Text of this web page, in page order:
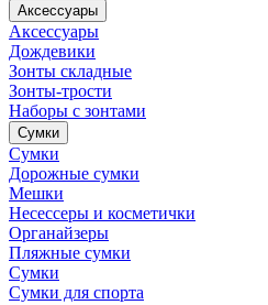
Аксессуары
Аксессуары
Дождевики
Зонты складные
Зонты-трости
Наборы с зонтами
Сумки
Сумки
Дорожные сумки
Мешки
Несессеры и косметички
Органайзеры
Пляжные сумки
Сумки
Сумки для спорта